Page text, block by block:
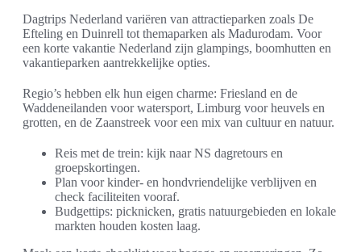
Dagtrips Nederland variëren van attractieparken zoals De
Efteling en Duinrell tot themaparken als Madurodam. Voor
een korte vakantie Nederland zijn glampings, boomhutten en
vakantieparken aantrekkelijke opties.
Regio’s hebben elk hun eigen charme: Friesland en de
Waddeneilanden voor watersport, Limburg voor heuvels en
grotten, en de Zaanstreek voor een mix van cultuur en natuur.
Reis met de trein: kijk naar NS dagretours en
groepskortingen.
Plan voor kinder- en hondvriendelijke verblijven en
check faciliteiten vooraf.
Budgettips: picknicken, gratis natuurgebieden en lokale
markten houden kosten laag.